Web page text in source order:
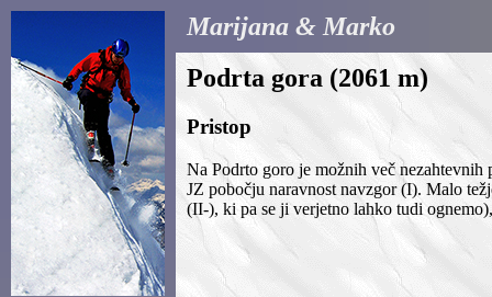
Marijana & Marko
Podrta gora (2061 m)
Pristop
Na Podrto goro je možnih več
JZ pobočju naravnost navzgor (I). Malo
(II-), ki pa se ji verjetno lahko tudi